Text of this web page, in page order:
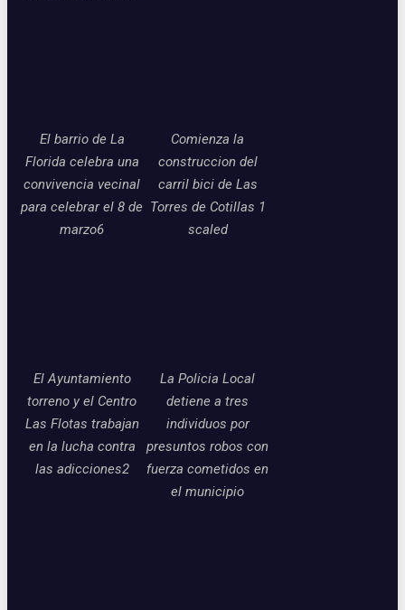
El barrio de La
Florida celebra una
convivencia vecinal
para celebrar el 8 de
marzo6
Comienza la
construccion del
carril bici de Las
Torres de Cotillas 1
scaled
El Ayuntamiento
torreno y el Centro
Las Flotas trabajan
en la lucha contra
las adicciones2
La Policia Local
detiene a tres
individuos por
presuntos robos con
fuerza cometidos en
el municipio